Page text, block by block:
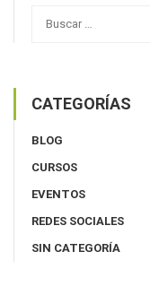
CATEGORÍAS
BLOG
CURSOS
EVENTOS
REDES SOCIALES
SIN CATEGORÍA